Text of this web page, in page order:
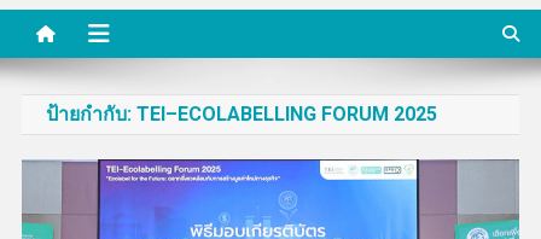
ป้ายกำกับ: TEI–ECOLABELLING FORUM 2025